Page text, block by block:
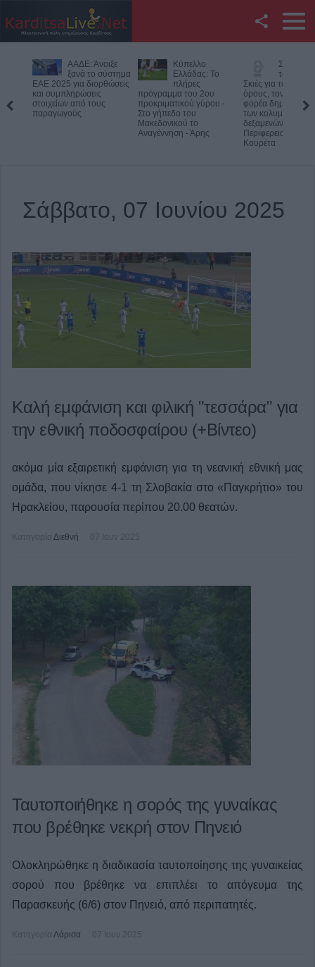
Twitter
YouTube
Αναζήτηση
KarditsaLive.Net
Κύπελλο
Ελλάδας: Το
πλήρες
πρόγραμμα του 2ου
προκριματικού γύρου -
Στο γήπεδο του
Συμμαχία Υπέρ
των Πολιτών:
Σκιές για το κόστος, τους
όρους, τον τρόπο και τον
φορέα δημοπράτησης
των κολυμβητικών
δεξαμενών της
Περιφερειακής Αρχής
στον Όλυμπο –
Παραμένουν οι
στο σημείο
Σάββατο, 07 Ιουνίου 2025
Καλή εμφάνιση και φιλική "τεσσάρα" για
την εθνική ποδοσφαίρου (+Βίντεο)
ακόμα μία εξαιρετική εμφάνιση για τη νεανική εθνική μας
ομάδα, που νίκησε 4-1 τη Σλοβακία στο «Παγκρήτιο» του
Ηρακλείου, παρουσία περίπου 20.00 θεατών.
Κατηγορία Διεθνή 07 Ιουν 2025
Ταυτοποιήθηκε η σορός της γυναίκας
που βρέθηκε νεκρή στον Πηνειό
Ολοκληρώθηκε η διαδικασία ταυτοποίησης της γυναικείας
σορού που βρέθηκε να επιπλέει το απόγευμα της
Παρασκευής (6/6) στον Πηνειό, από περιπατητές.
Κατηγορία Λάρισα 07 Ιουν 2025